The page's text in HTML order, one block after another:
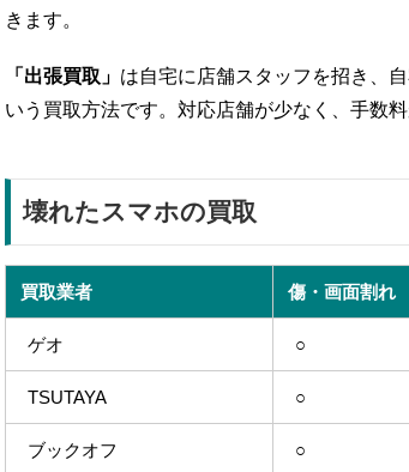
きます。
「出張買取」 は自宅に店舗スタッフを招き、
いう買取方法です。対応店舗が少なく、手数
壊れたスマホの買取
買取業者 傷・画面割れ
ゲオ ○
TSUTAYA ○
ブックオフ ○